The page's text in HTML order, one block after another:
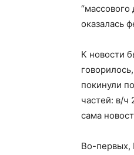
“массового
оказалась
К новости
покинули
частей: в/ч
сама
Во-первых,